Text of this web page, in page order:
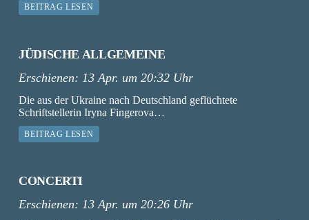
BEITRAG LESEN
JÜDISCHE ALLGEMEINE
Erschienen: 13 Apr. um 20:32 Uhr
Die aus der Ukraine nach Deutschland geflüchtete
Schriftstellerin Iryna Fingerova…
BEITRAG LESEN
CONCERTI
Erschienen: 13 Apr. um 20:26 Uhr